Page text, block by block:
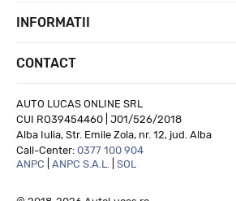
INFORMATII
CONTACT
AUTO LUCAS ONLINE SRL
CUI RO39454460 | J01/526/2018
Alba Iulia, Str. Emile Zola, nr. 12, jud. Alba
Call-Center: 0377 100 904
ANPC
ANPC S.A.L. SOL